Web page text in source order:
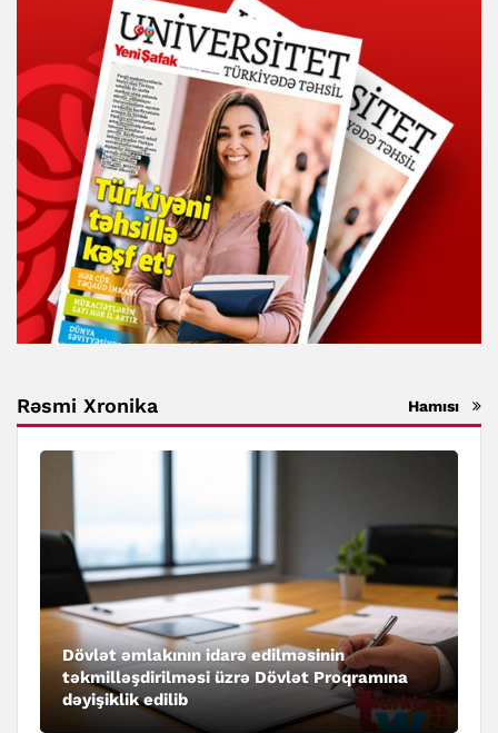
Rəsmi Xronika Hamısı
Dövlət əmlakının idarə edilməsinin
təkmilləşdirilməsi üzrə Dövlət Proqramına
dəyişiklik edilib